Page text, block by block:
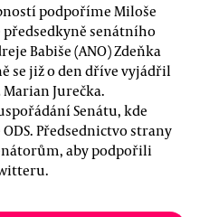
podpoříme Miloše
předsedkyně senátního
Babiše (ANO) Zdeňka
se již o den dříve vyjádřil
Marian Jurečka.
Senátu, kde
Předsednictvo strany
aby podpořili